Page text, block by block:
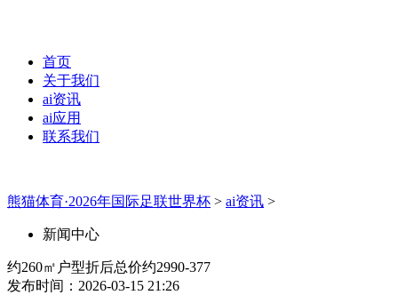
首页
关于我们
ai资讯
ai应用
联系我们
熊猫体育·2026年国际足联世界杯 > ai资讯 >
新闻中心
约260㎡户型折后总价约2990-377
发布时间：2026-03-15 21:26